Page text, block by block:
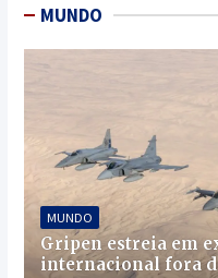
MUNDO
MUNDO
Gripen estreia em
internacional fora